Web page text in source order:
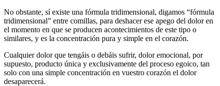
No obstante, sí existe una fórmula tridimensional, digamos “fórmula
tridimensional” entre comillas, para deshacer ese apego del dolor en
el momento en que se producen acontecimientos de este tipo o
similares, y es la concentración pura y simple en el corazón.
Cualquier dolor que tengáis o debáis sufrir, dolor emocional, por
supuesto, producto única y exclusivamente del proceso egoico, tan
solo con una simple concentración en vuestro corazón el dolor
desaparecerá.